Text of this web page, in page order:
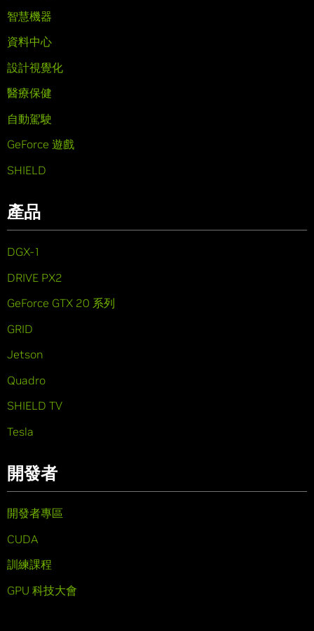
智慧機器
資料中心
設計視覺化
醫療保健
自動駕駛
GeForce 遊戲
SHIELD
產品
DGX-1
DRIVE PX2
GeForce GTX 20 系列
GRID
Jetson
Quadro
SHIELD TV
Tesla
開發者
開發者專區
CUDA
訓練課程
GPU 科技大會